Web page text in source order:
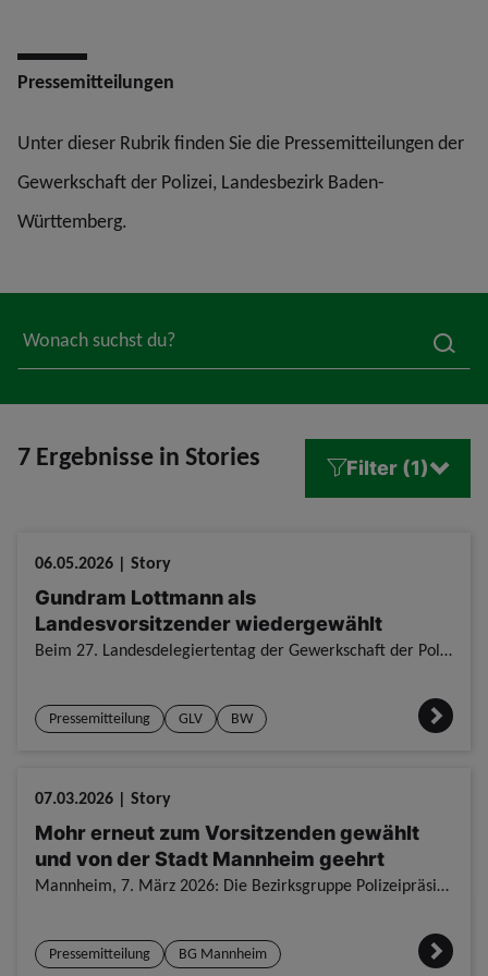
Pressemitteilungen
Unter dieser Rubrik finden Sie die Pressemitteilungen der
Gewerkschaft der Polizei, Landesbezirk Baden-
Württemberg.
7 Ergebnisse in Stories Filter (1)
06.05.2026 | Story
Gundram Lottmann als
Landesvorsitzender wiedergewählt
Beim 27. Landesdelegiertentag der Gewerkschaft der Polizei Baden-Württemberg ist Gundram Lottmann erneut zum Landesvorsitzenden gewählt worden. Die rund 100 Delegierten bestätigten ihn am Mittwoch in
Pressemitteilung GLV BW
07.03.2026 | Story
Mohr erneut zum Vorsitzenden gewählt
und von der Stadt Mannheim geehrt
Mannheim, 7. März 2026: Die Bezirksgruppe Polizeipräsidium Mannheim der Gewerkschaft der Polizei hat am 6. März 2026 ihre Jahreshauptversammlung im Gewerkschaftshaus Mannheim durchgeführt. Thomas Mohr
Pressemitteilung BG Mannheim